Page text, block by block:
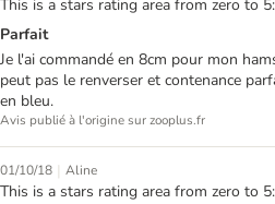
This is a stars rating area from zero to
Parfait
Je l'ai commandé en 8cm pour mon
peut pas le renverser et contenance
en bleu.
Avis publié à l'origine sur zooplus.fr
01/10/18 | Aline
This is a stars rating area from zero to